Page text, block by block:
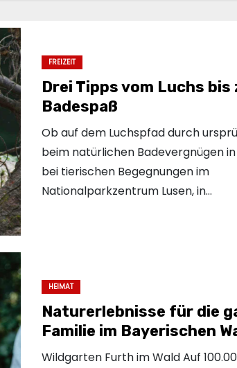
FREIZEIT
Drei Tipps vom Luchs bis
Badespaß
Ob auf dem Luchspfad durch
beim natürlichen Badevergnügen
bei tierischen Begegnungen im
Nationalparkzentrum Lusen, in…
HEIMAT
Naturerlebnisse für die
Familie im Bayerischen
Wildgarten Furth im Wald Auf